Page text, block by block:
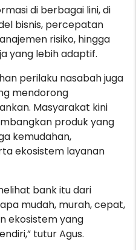
di berbagai lini, di
bisnis, percepatan
risiko, hingga
yang lebih adaptif.
perilaku nasabah juga
mendorong
Masyarakat kini
produk yang
kemudahan,
ekosistem layanan
bank itu dari
mudah, murah, cepat,
ekosistem yang
tutur Agus.